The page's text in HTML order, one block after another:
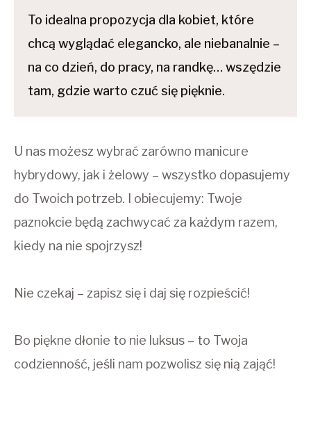
To idealna propozycja dla kobiet, które
chcą wyglądać elegancko, ale niebanalnie –
na co dzień, do pracy, na randkę… wszędzie
tam, gdzie warto czuć się pięknie.
U nas możesz wybrać zarówno manicure
hybrydowy, jak i żelowy – wszystko dopasujemy
do Twoich potrzeb. I obiecujemy: Twoje
paznokcie będą zachwycać za każdym razem,
kiedy na nie spojrzysz!
Nie czekaj – zapisz się i daj się rozpieścić!
Bo piękne dłonie to nie luksus – to Twoja
codzienność, jeśli nam pozwolisz się nią zająć!